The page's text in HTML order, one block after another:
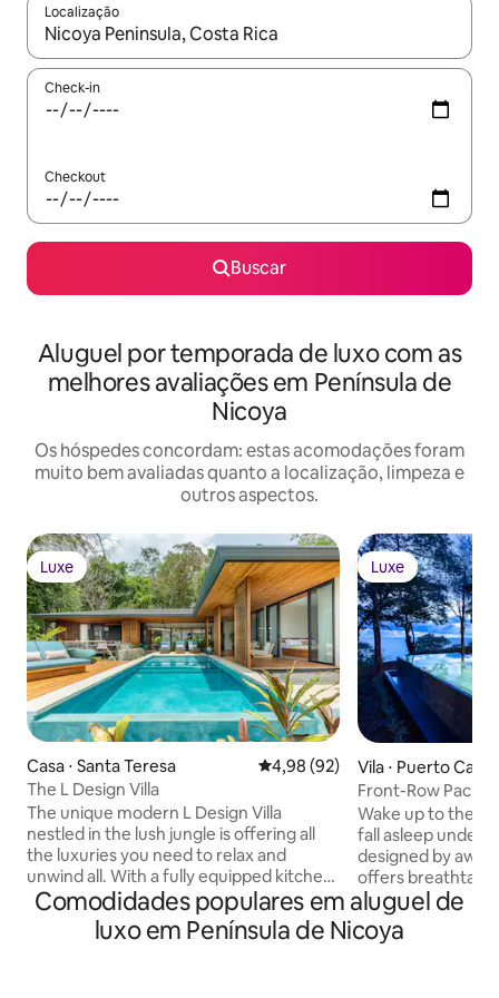
Localização
Quando os resultados estiverem disponíveis, explore-os
Check-in
Checkout
Buscar
Aluguel por temporada de luxo com as
melhores avaliações em Península de
Nicoya
Os hóspedes concordam: estas acomodações foram
muito bem avaliadas quanto a localização, limpeza e
outros aspectos.
Luxe
Luxe
Casa ⋅ Santa Teresa 4,98 de uma avaliação média
4,98 (92)
The L Design Villa
The unique modern L Design Villa
nestled in the lush jungle is offering all
the luxuries you need to relax and
unwind all. With a fully equipped kitchen
and three spacious king sized bedrooms,
each with their own ensuite bathroom,
the Villa is perfect for a family or friends
Luxe
Luxe
Vila ⋅ Puerto
Front-Row
Pool
Wake up to the
fall asleep under
designed by
offers
every room & 4-
detail is taken
housekeeping,
Comodidades populares em aluguel de
luxo em Península de Nicoya